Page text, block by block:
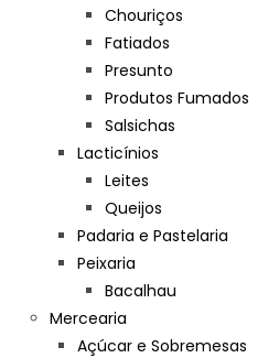
Chouriços
Fatiados
Presunto
Produtos Fumados
Salsichas
Lacticínios
Leites
Queijos
Padaria e Pastelaria
Peixaria
Bacalhau
Mercearia
Açúcar e Sobremesas